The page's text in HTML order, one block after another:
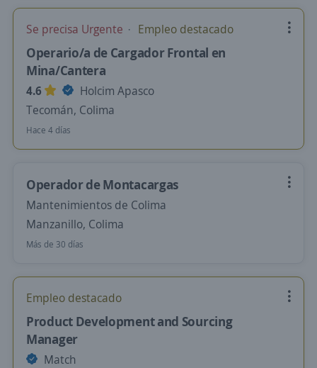
Se precisa Urgente Empleo destacado
Operario/a de Cargador Frontal en
Mina/Cantera
4.6
Holcim Apasco
Tecomán, Colima
Hace 4 días
Operador de Montacargas
Mantenimientos de Colima
Manzanillo, Colima
Más de 30 días
Empleo destacado
Product Development and Sourcing
Manager
Match